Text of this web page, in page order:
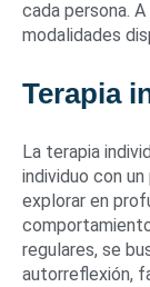
cada persona.
modalidades
Terapia
La terapia
individuo con
explorar en
regulares, se
autorreflexión,